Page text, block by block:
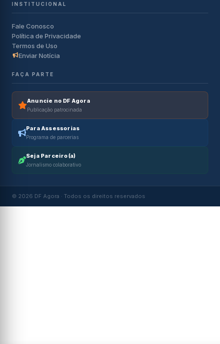
INSTITUCIONAL
Fale Conosco
Política de Privacidade
Termos de Uso
Enviar Notícia
FAÇA PARTE
Anuncie no DF Agora
Publicação patrocinada
Para Assessorias
Programa de parcerias
Seja Parceiro(a)
Jornalismo colaborativo
© 2026 DF Agora · Todos os direitos reservados